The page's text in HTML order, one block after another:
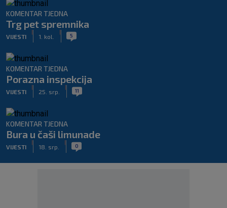
KOMENTAR TJEDNA
Trg pet spremnika
VIJESTI 1. kol. 5
KOMENTAR TJEDNA
Porazna inspekcija
VIJESTI 25. srp. 11
KOMENTAR TJEDNA
Bura u čaši limunade
VIJESTI 18. srp. 0